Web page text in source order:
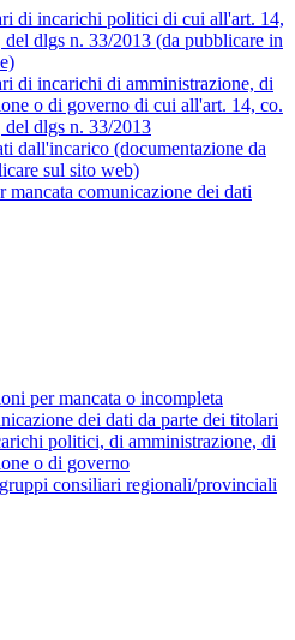
di incarichi politici di cui all'art. 14,
del dlgs n. 33/2013 (da pubblicare in
di incarichi di amministrazione, di
o di governo di cui all'art. 14, co.
del dlgs n. 33/2013
dall'incarico (documentazione da
sul sito web)
mancata comunicazione dei dati
per mancata o incompleta
dei dati da parte dei titolari
politici, di amministrazione, di
o di governo
consiliari regionali/provinciali